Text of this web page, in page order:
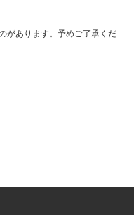
があります。予めご了承くだ